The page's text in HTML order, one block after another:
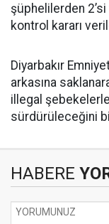
şüphelilerden 2’si
kontrol kararı
Diyarbakır
arkasına
illegal
sürdürüleceğini
HABERE